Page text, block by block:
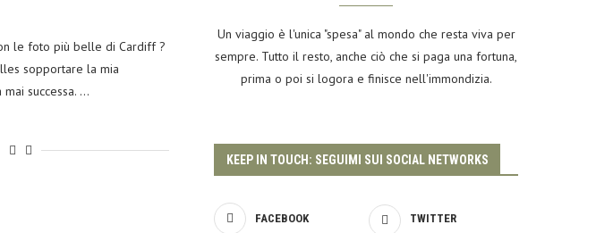
le foto più belle di Cardiff ?
sopportare la mia
successa. …
Un viaggio è l'unica "spesa" al mondo che resta viva per
sempre. Tutto il resto, anche ciò che si paga una fortuna,
prima o poi si logora e finisce nell'immondizia.
KEEP IN TOUCH: SEGUIMI SUI SOCIAL NETWORKS
FACEBOOK TWITTER